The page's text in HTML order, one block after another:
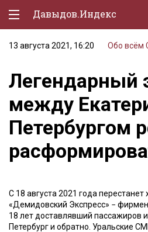
Давыдов.Индекс
Политическая жизнь
Экономика
Природа
Образование
Спорт
Lifestyle
Мурзилка
13 августа 2021, 16:20 Обо всём
Легендарный
между
Петербургом
С 18 августа 2021 года
«Демидовский Экспресс» −
18 лет доставлявший пассажиров
Петербург и обратно. Уральские